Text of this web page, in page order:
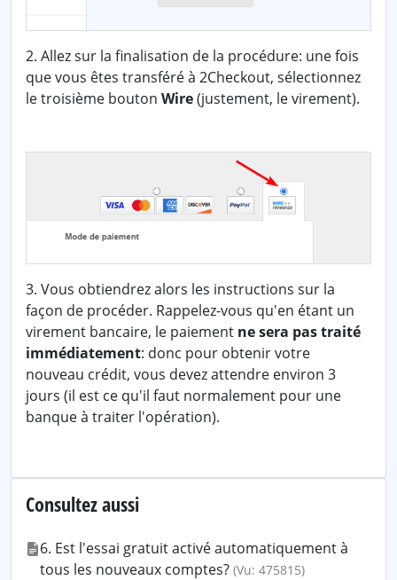
2. Allez sur la finalisation de la procédure: une fois
que vous êtes transféré à 2Checkout, sélectionnez
le troisième bouton Wire(justement, le virement).
3. Vous obtiendrez alors les instructions sur la
façon de procéder. Rappelez-vous qu'en étant un
virement bancaire, le paiement ne sera pas traité
immédiatement: donc pour obtenir votre
nouveau crédit, vous devez attendre environ 3
jours (il est ce qu'il faut normalement pour une
banque à traiter l'opération).
Consultez aussi
6. Est l'essai gratuit activé automatiquement à
tous les nouveaux comptes? (Vu: 475815)